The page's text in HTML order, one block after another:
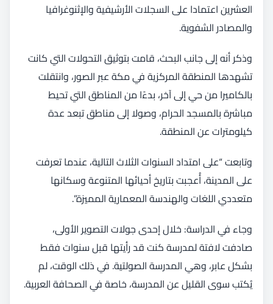
العشرين اعتمادا على السجلات الأرشيفية والإثنوغرافيا
والمصادر الشفوية.
وذكر أنه إلى جانب البحث، قامت بتوثيق التحولات التي كانت
تشهدها المنطقة المركزية في مكة عبر الصور، وانتقلت
بالكاميرا من حي إلى آخر، بدءًا من المناطق التي تحيط
مباشرة بالمسجد الحرام، وصولا إلى مناطق تبعد عدة
كيلومترات عن المنطقة.
وتابعت “على امتداد السنوات الثلاث التالية، عندما تعرفت
على المدينة، أُعجبت بتاريخ أحيائها المتنوعة وسكانها
متعددي اللغات والهندسة المعمارية المميزة”.
وجاء في الدراسة: خلال إحدى جولات التصوير الأولى،
صادفت لافتة لمدرسة كنت قد رأيتها قبل سنوات فقط
بشكل عابر، وهي المدرسة الصولتية. في ذلك الوقت، لم
يُكتب سوى القليل عن المدرسة، خاصة في الصحافة العربية.